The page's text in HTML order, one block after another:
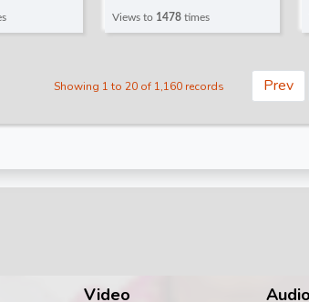
महारुद्राभिषेक~Day
Maharaj~Rameswaram,
Views to 1478 times
Showing 1 to 20 of 1,160 records Prev
Video Audio